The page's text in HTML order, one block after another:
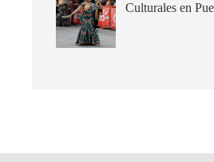
Culturales en